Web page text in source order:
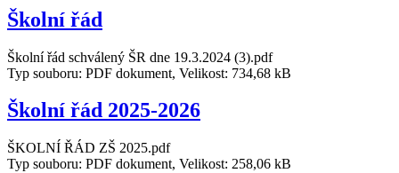
Školní řád
Školní řád schválený ŠR dne 19.3.2024 (3).pdf
Typ souboru: PDF dokument, Velikost: 734,68 kB
Školní řád 2025-2026
ŠKOLNÍ ŘÁD ZŠ 2025.pdf
Typ souboru: PDF dokument, Velikost: 258,06 kB